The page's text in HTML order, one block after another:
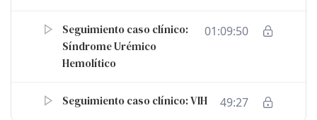
Seguimiento caso clínico:
Síndrome Urémico
Hemolítico
01:09:50
Seguimiento caso clínico: VIH 49:27